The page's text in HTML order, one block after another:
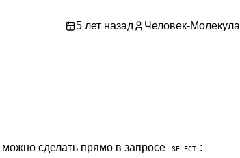
5 лет назад Человек-Молекула
сделать прямо в запросе SELECT :